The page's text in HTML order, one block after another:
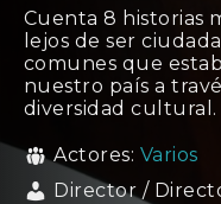
Cuenta 8 historias
lejos de ser
comunes que
nuestro país a
diversidad cultural.
Actores: Varios
Director /